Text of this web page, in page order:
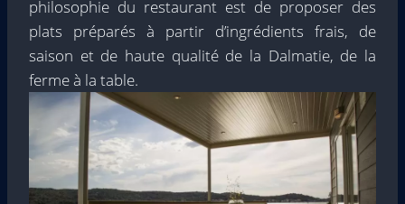
philosophie du restaurant est de proposer des
plats préparés à partir d’ingrédients frais, de
saison et de haute qualité de la Dalmatie, de la
ferme à la table.